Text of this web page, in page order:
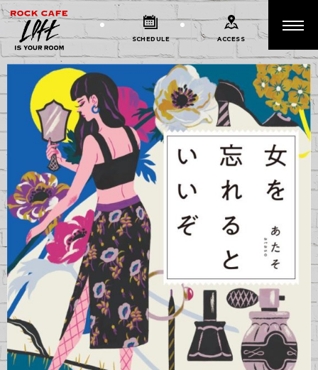
SCHEDULE ACCESS